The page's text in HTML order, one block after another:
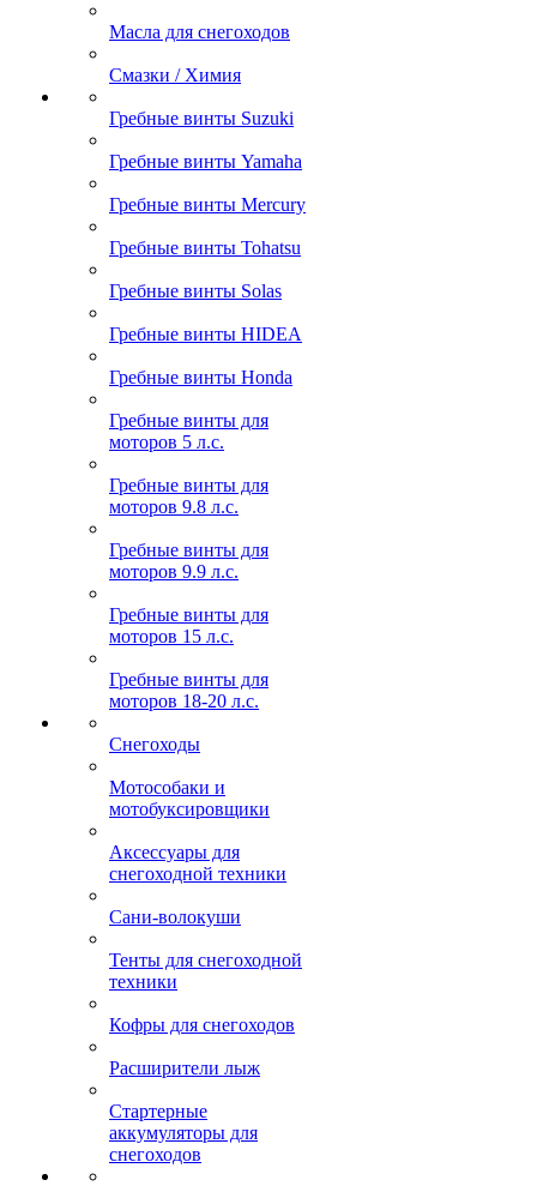
Масла для снегоходов
Смазки / Химия
Гребные винты Suzuki
Гребные винты Yamaha
Гребные винты Mercury
Гребные винты Tohatsu
Гребные винты Solas
Гребные винты HIDEA
Гребные винты Honda
Гребные винты для
моторов 5 л.с.
Гребные винты для
моторов 9.8 л.с.
Гребные винты для
моторов 9.9 л.с.
Гребные винты для
моторов 15 л.с.
Гребные винты для
моторов 18-20 л.с.
Снегоходы
Мотособаки и
мотобуксировщики
Аксессуары для
снегоходной техники
Сани-волокуши
Тенты для снегоходной
техники
Кофры для снегоходов
Расширители лыж
Стартерные
аккумуляторы для
снегоходов